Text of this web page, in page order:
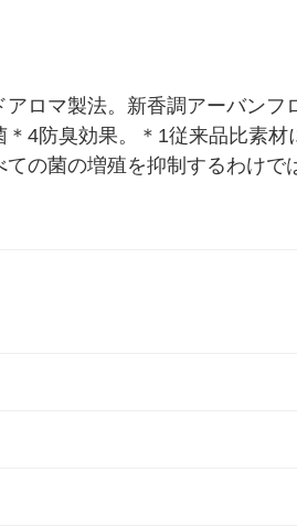
ロマ製法。新香調アーバンフ
4防臭効果。＊1従来品比素材
の菌の増殖を抑制するわけで